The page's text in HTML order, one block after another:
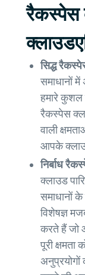
रैकस्पेस
सिद्ध
समाधानों में
हमारे कुशल
रैकस्पेस
वाली
आपके
निर्बाध
क्लाउड
समाधानों
विशेषज्ञ
करते हैं जो
पूरी